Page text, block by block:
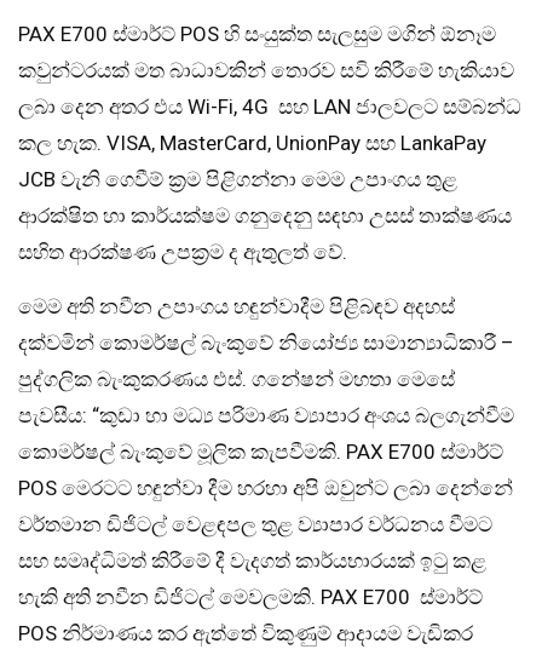
PAX E700 ස්මාර්ට් POS හි සංයුක්ත සැලසුම මගින් ඕනෑම
කවුන්ටරයක් මත බාධාවකින් තොරව සවි කිරීමේ හැකියාව
ලබා දෙන අතර එය Wi-Fi, 4G සහ LAN ජාලවලට සම්බන්ධ
කල හැක. VISA, MasterCard, UnionPay සහ LankaPay
JCB වැනි ගෙවීම් ක්‍රම පිළිගන්නා මෙම උපාංගය තුළ
ආරක්ෂිත හා කාර්යක්ෂම ගනුදෙනු සඳහා උසස් තාක්ෂණය
සහිත ආරක්ෂණ උපක්‍රම ද ඇතුලත් වේ.
මෙම අති නවීන උපාංගය හඳුන්වාදීම පිළිබඳව අදහස්
දක්වමින් කොමර්ෂල් බැංකුවේ නියෝජ්‍ය සාමාන්‍යාධිකාරී –
පුද්ගලික බැංකුකරණය එස්. ගනේෂන් මහතා මෙසේ
පැවසීය: “කුඩා හා මධ්‍ය පරිමාණ ව්‍යාපාර අංශය බලගැන්වීම
කොමර්ෂල් බැංකුවේ මූලික කැපවීමකි. PAX E700 ස්මාර්ට්
POS මෙරටට හඳුන්වා දීම හරහා අපි ඔවුන්ට ලබා දෙන්නේ
වර්තමාන ඩිජිටල් වෙළඳපල තුළ ව්‍යාපාර වර්ධනය වීමට
සහ සමෘද්ධිමත් කිරීමේ දී වැදගත් කාර්යභාරයක් ඉටු කළ
හැකි අති නවීන ඩිජිටල් මෙවලමකි. PAX E700 ස්මාර්ට්
POS නිර්මාණය කර ඇත්තේ විකුණුම් ආදායම වැඩිකර